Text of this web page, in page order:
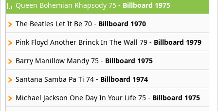
Billy Ocean
4 músicas online
Gilbert O Sullivan
15 músicas online
Queen Bohemian Rhapsody 75 - Billboard 1975
The Beatles Let It Be 70 - Billboard 1970
Pink Floyd Another Brinck In The Wall 79 - Billboard 1979
Barry Manillow Mandy 75 - Billboard 1975
Santana Samba Pa Ti 74 - Billboard 1974
Michael Jackson One Day In Your Life 75 - Billboard 1975